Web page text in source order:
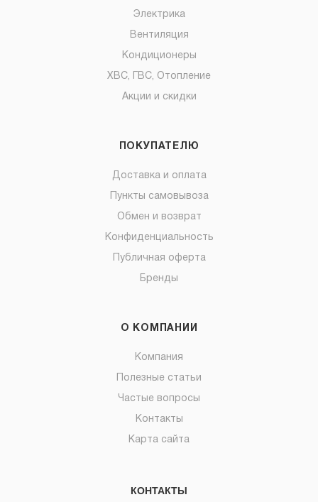
Электрика
Вентиляция
Кондиционеры
ХВС, ГВС, Отопление
Акции и скидки
ПОКУПАТЕЛЮ
Доставка и оплата
Пункты самовывоза
Обмен и возврат
Конфиденциальность
Публичная оферта
Бренды
О КОМПАНИИ
Компания
Полезные статьи
Частые вопросы
Контакты
Карта сайта
КОНТАКТЫ